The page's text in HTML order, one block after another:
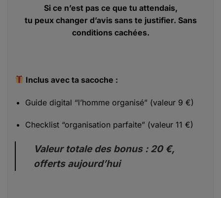
Si ce n’est pas ce que tu attendais,
tu peux changer d’avis sans te justifier. Sans
conditions cachées.
Inclus avec ta sacoche :
Guide digital “l’homme organisé” (valeur 9 €)
Checklist “organisation parfaite” (valeur 11 €)
Valeur totale des bonus : 20 €,
offerts aujourd’hui